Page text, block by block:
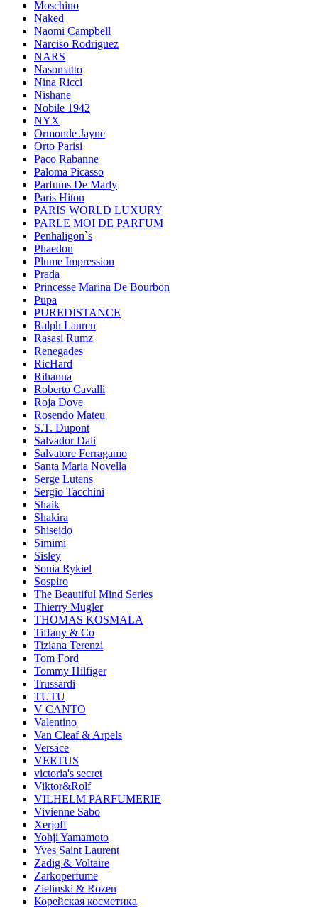
Moschino
Naked
Naomi Campbell
Narciso Rodriguez
NARS
Nasomatto
Nina Ricci
Nishane
Nobile 1942
NYX
Ormonde Jayne
Orto Parisi
Paco Rabanne
Paloma Picasso
Parfums De Marly
Paris Hiton
PARIS WORLD LUXURY
PARLE MOI DE PARFUM
Penhaligon`s
Phaedon
Plume Impression
Prada
Princesse Marina De Bourbon
Pupa
PUREDISTANCE
Ralph Lauren
Rasasi Rumz
Renegades
RicHard
Rihanna
Roberto Cavalli
Roja Dove
Rosendo Mateu
S.T. Dupont
Salvador Dali
Salvatore Ferragamo
Santa Maria Novella
Serge Lutens
Sergio Tacchini
Shaik
Shakira
Shiseido
Simimi
Sisley
Sonia Rykiel
Sospiro
The Beautiful Mind Series
Thierry Mugler
THOMAS KOSMALA
Tiffany & Co
Tiziana Terenzi
Tom Ford
Tommy Hilfiger
Trussardi
TUTU
V CANTO
Valentino
Van Cleaf & Arpels
Versace
VERTUS
victoria's secret
Viktor&Rolf
VILHELM PARFUMERIE
Vivienne Sabo
Xerjoff
Yohji Yamamoto
Yves Saint Laurent
Zadig & Voltaire
Zarkoperfume
Zielinski & Rozen
Корейская косметика